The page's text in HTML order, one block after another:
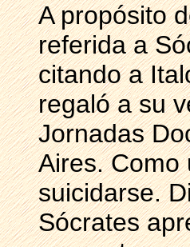
A propósito
referida a
citando a
regaló a su
Jornadas
Aires. Como
suicidarse.
Sócrates